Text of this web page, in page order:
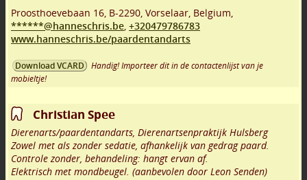
Proosthoevebaan 16 B-2290 Vorselaar Belgium,
******@hanneschris.be +320479786783
www.hanneschris.be/paardentandarts
Download VCARD
Handig! Importeer dit in de contactenlijst van je
mobieltje!
Christian Spee
Dierenarts/paardentandarts, Dierenartsenpraktijk Hulsberg
Zowel met als zonder sedatie, afhankelijk van gedrag paard.
Controle zonder, behandeling: hangt ervan af.
Elektrisch met mondbeugel. (aanbevolen door Leon Senden)